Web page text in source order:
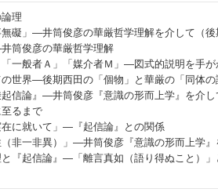
理
礙」―井筒俊彦の華厳哲学理解を介して（後
筒俊彦の華厳哲学理解
一般者Ａ」「媒介者Ｍ」―図式的説明を手が
世界―後期西田の「個物」と華厳の「同体の
信論』―井筒俊彦『意識の形而上学』を介
るまで
に就いて」―『起信論』との関係
（非一非異）」―井筒俊彦『意識の形而上学
と『起信論』―「離言真如（語り得ぬこと）」